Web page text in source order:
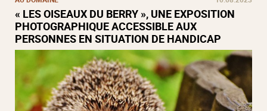
« LES OISEAUX DU BERRY », UNE EXPOSITION
PHOTOGRAPHIQUE ACCESSIBLE AUX
PERSONNES EN SITUATION DE HANDICAP